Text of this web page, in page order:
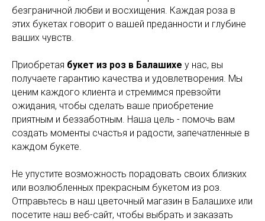
безграничной любви и восхищения. Каждая роза в
этих букетах говорит о вашей преданности и глубине
ваших чувств.
Приобретая букет из роз в Балашихе у нас, вы
получаете гарантию качества и удовлетворения. Мы
ценим каждого клиента и стремимся превзойти
ожидания, чтобы сделать ваше приобретение
приятным и беззаботным. Наша цель - помочь вам
создать моменты счастья и радости, запечатленные в
каждом букете.
Не упустите возможность порадовать своих близких
или возлюбленных прекрасным букетом из роз.
Отправьтесь в наш цветочный магазин в Балашихе или
посетите наш веб-сайт, чтобы выбрать и заказать